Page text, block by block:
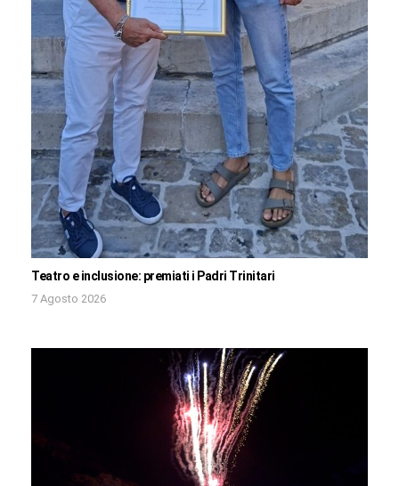
Teatro e inclusione: premiati i Padri Trinitari
7 Agosto 2026